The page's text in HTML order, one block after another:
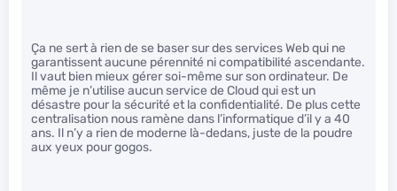
Ça ne sert à rien de se baser sur des services Web qui ne
garantissent aucune pérennité ni compatibilité ascendante.
Il vaut bien mieux gérer soi-même sur son ordinateur. De
même je n’utilise aucun service de Cloud qui est un
désastre pour la sécurité et la confidentialité. De plus cette
centralisation nous ramène dans l’informatique d’il y a 40
ans. Il n’y a rien de moderne là-dedans, juste de la poudre
aux yeux pour gogos.